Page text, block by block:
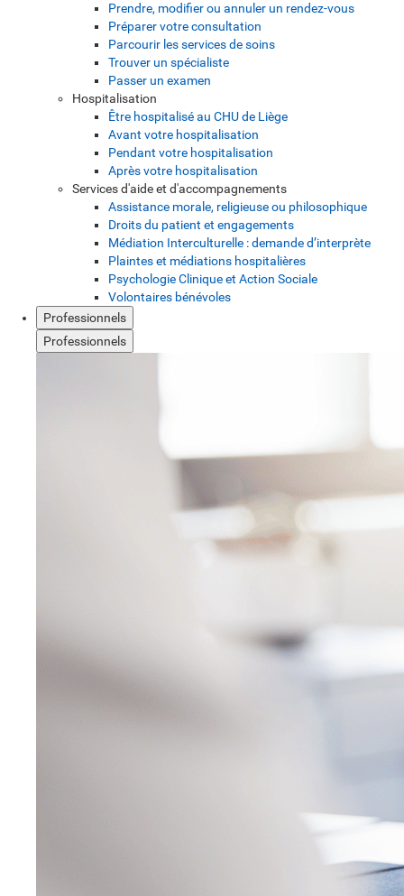
Prendre, modifier ou annuler un rendez-vous
Préparer votre consultation
Parcourir les services de soins
Trouver un spécialiste
Passer un examen
Hospitalisation
Être hospitalisé au CHU de Liège
Avant votre hospitalisation
Pendant votre hospitalisation
Après votre hospitalisation
Services d'aide et d'accompagnements
Assistance morale, religieuse ou philosophique
Droits du patient et engagements
Médiation Interculturelle : demande d’interprète
Plaintes et médiations hospitalières
Psychologie Clinique et Action Sociale
Volontaires bénévoles
Professionnels
Professionnels